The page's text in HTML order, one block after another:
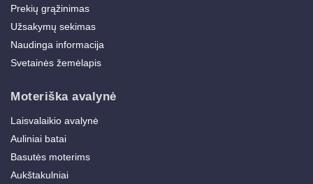
Prekių grąžinimas
Užsakymų sekimas
Naudinga informacija
Svetainės žemėlapis
Moteriška avalynė
Laisvalaikio avalynė
Auliniai batai
Basutės moterims
Aukštakulniai